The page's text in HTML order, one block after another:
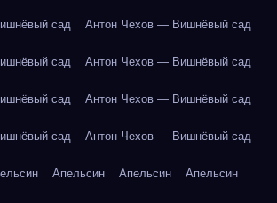
сад Антон Чехов — Вишнёвый сад
сад Антон Чехов — Вишнёвый сад
сад Антон Чехов — Вишнёвый сад
сад Антон Чехов — Вишнёвый сад
Апельсин Апельсин Апельсин